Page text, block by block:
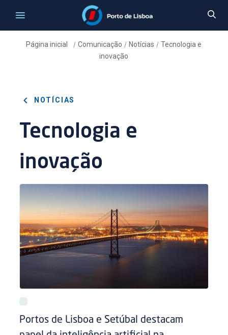
Página inicial /Comunicação / Notícias / Tecnologia e
inovação
NOTÍCIAS
Tecnologia e
inovação
Portos de Lisboa e Setúbal destacam